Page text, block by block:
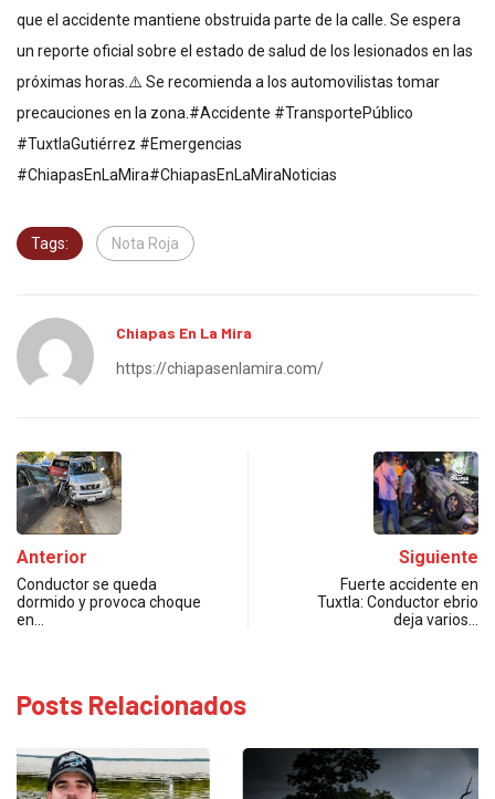
que el accidente mantiene obstruida parte de la calle. Se espera
un reporte oficial sobre el estado de salud de los lesionados en las
próximas horas.⚠️ Se recomienda a los automovilistas tomar
precauciones en la zona.#Accidente #TransportePúblico
#TuxtlaGutiérrez #Emergencias
#ChiapasEnLaMira#ChiapasEnLaMiraNoticias
Tags: Nota Roja
Chiapas En La Mira
https://chiapasenlamira.com/
Anterior
Conductor se queda
dormido y provoca choque
en…
Siguiente
Fuerte accidente en
Tuxtla: Conductor ebrio
deja varios…
Posts Relacionados